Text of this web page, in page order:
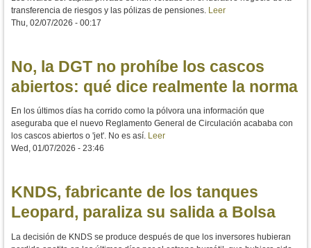
transferencia de riesgos y las pólizas de pensiones. Leer
Thu, 02/07/2026 - 00:17
No, la DGT no prohíbe los cascos
abiertos: qué dice realmente la norma
En los últimos días ha corrido como la pólvora una información que
aseguraba que el nuevo Reglamento General de Circulación acababa con
los cascos abiertos o 'jet'. No es así. Leer
Wed, 01/07/2026 - 23:46
KNDS, fabricante de los tanques
Leopard, paraliza su salida a Bolsa
La decisión de KNDS se produce después de que los inversores hubieran